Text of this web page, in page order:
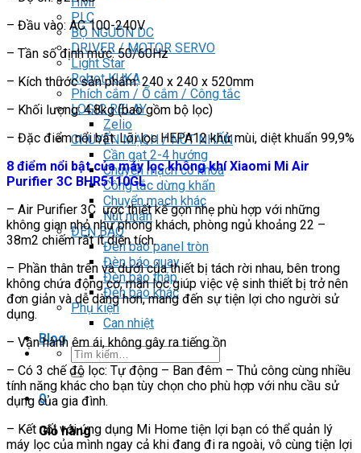
PLC
BỘ NGUỒN DC
DRIVER / MOTOR SERVO
Light Star
Robot KUKA
Phích cắm / Ổ cắm / Công tắc
LOGIC RELAY
Zelio
CHUYỂN MẠCH / NÚT NHẤN
Cần gạt 2-4 hướng
Chuyển mạch có khóa
Công tắc dừng khẩn
Chuyển mạch khác
Nút nhấn
ĐÈN BÁO
Đèn báo panel tròn
Đèn báo quay
Đèn báo tháp
Đèn báo khác
Phụ kiện
Can nhiệt
Blog
Tìm
kiếm:
0
Giỏ hàng
– Đầu vào: AC 100-240V
– Tần số định mức: 50/60Hz
– Kích thước sản phẩm: 240 x 240 x 520mm
– Khối lượng: 4.8kg (bao gồm bộ lọc)
– Đặc điểm nổi bật: Lõi lọc HEPA12 khử mùi, diệt khuẩn 99,9%
8 điểm nổi bật của máy lọc không khí Xiaomi Mi Air
Purifier 3C BHR5110GL
– Air Purifier 3C ược thiết kế gọn nhẹ phù hợp với những
không gian nhỏ như phòng khách, phòng ngủ khoảng 22 –
38m2 chiếm rất ít diện tích.
– Phần thân trên và dưới của thiết bị tách rời nhau, bên trong
không chứa động cơ, màn lọc giúp việc vệ sinh thiết bị trở nên
đơn giản và dễ dàng hơn, mang đến sự tiện lợi cho người sử
dụng.
– Vận hành êm ái, không gây ra tiếng ồn
– Có 3 chế độ lọc: Tự động – Ban đêm – Thủ công cùng nhiều
tính năng khác cho bạn tùy chọn cho phù hợp với nhu cầu sử
dụng của gia đình.
– Kết nối với ứng dụng Mi Home tiện lợi bạn có thể quản lý
máy lọc của mình ngay cả khi đang đi ra ngoài, vô cùng tiện lợi